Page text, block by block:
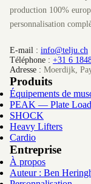
production 100%
personnalisation
E-mail : info@telju.ch
Téléphone : +31 6
Adresse : Moerdijk,
Produits
Équipements de
PEAK — Plate
SHOCK
Heavy Lifters
Cardio
Entreprise
À propos
Auteur : Ben